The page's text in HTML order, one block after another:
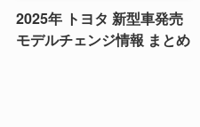
2025年 トヨタ 新型車発売
モデルチェンジ情報 まとめ